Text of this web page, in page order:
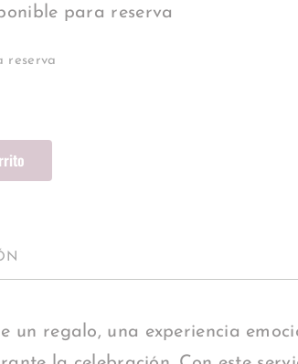
para reserva
reserva
un regalo, una experiencia